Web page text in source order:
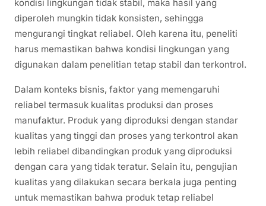
kondisi lingkungan tidak stabil, maka hasil yang
diperoleh mungkin tidak konsisten, sehingga
mengurangi tingkat reliabel. Oleh karena itu, peneliti
harus memastikan bahwa kondisi lingkungan yang
digunakan dalam penelitian tetap stabil dan terkontrol.
Dalam konteks bisnis, faktor yang memengaruhi
reliabel termasuk kualitas produksi dan proses
manufaktur. Produk yang diproduksi dengan standar
kualitas yang tinggi dan proses yang terkontrol akan
lebih reliabel dibandingkan produk yang diproduksi
dengan cara yang tidak teratur. Selain itu, pengujian
kualitas yang dilakukan secara berkala juga penting
untuk memastikan bahwa produk tetap reliabel